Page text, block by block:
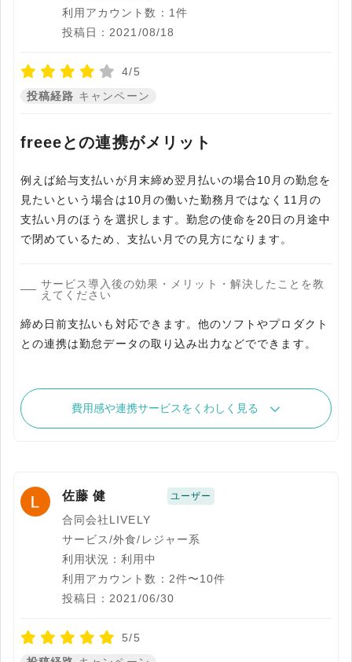
利用アカウント数：1件
投稿日：2021/08/18
4/5
投稿経路 キャンペーン
freeeとの連携がメリット
例えば給与支払いが月末締め翌月払いの場合10月の勤怠を
見たいという場合は10月の働いた勤務月ではなく11月の
支払い月のほうを選択します。勤怠の使命を20日の月途中
で閉めているため、支払い月での見方になります。
サービス導入後の効果・メリット・解決したことを教
えてください
締め日前支払いも対応できます。他のソフトやプロダクト
との連携は勤怠データの取り込み出力などでできます。
費用感や連携サービスをくわしく見る
佐藤 健 ユーザー
合同会社LIVELY
サービス/外食/レジャー系
利用状況：利用中
利用アカウント数：2件〜10件
投稿日：2021/06/30
5/5